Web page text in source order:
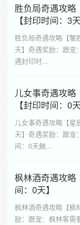
胜负局奇遇攻略
【封印时间：3天
胜负局奇遇攻略【蟹
天】奇遇奖励：跟宠
遇封印时...
儿女事奇遇攻略
【封印时间：0天
儿女事奇遇攻略【星
天】奇遇奖励：跟宠
间：0天触...
枫林酒奇遇攻略
间：0天】
枫林酒奇遇攻略【枫
励：跟宠：枫林客需